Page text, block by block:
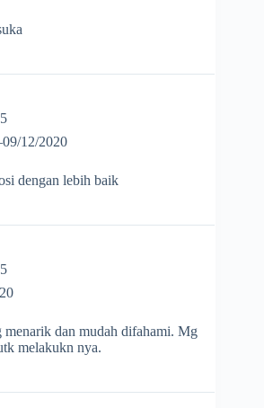
09/12/2020
dengan lebih baik
menarik dan mudah difahami. Mg
melakukn nya.